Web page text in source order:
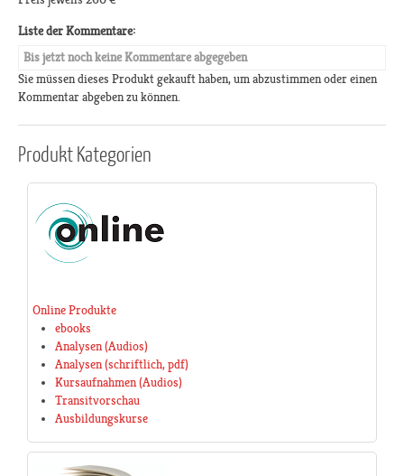
Liste der Kommentare:
Bis jetzt noch keine Kommentare abgegeben
Sie müssen dieses Produkt gekauft haben, um abzustimmen oder einen
Kommentar abgeben zu können.
ProduktKategorien
Online Produkte
ebooks
Analysen (Audios)
Analysen (schriftlich, pdf)
Kursaufnahmen (Audios)
Transitvorschau
Ausbildungskurse